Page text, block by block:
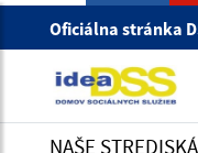
Oficiálna stránka
NAŠE STREDISKÁ